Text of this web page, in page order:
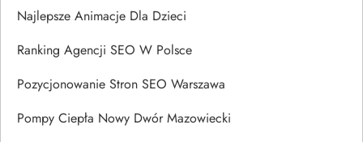
Najlepsze Animacje Dla Dzieci
Ranking Agencji SEO W Polsce
Pozycjonowanie Stron SEO Warszawa
Pompy Ciepła Nowy Dwór Mazowiecki